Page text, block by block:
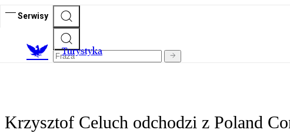
Serwisy
Turystyka
Krzysztof Celuch odchodzi z Poland